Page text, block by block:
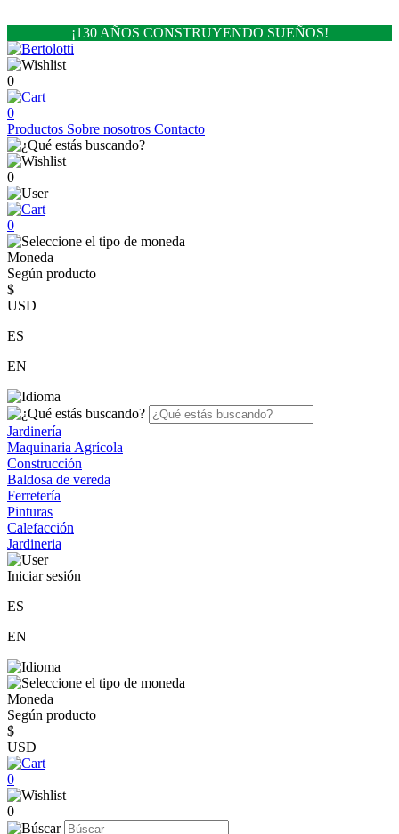
¡130 AÑOS CONSTRUYENDO SUEÑOS!
0
0
Productos Sobre nosotros Contacto
0
0
Moneda
Según producto
$
USD
ES
EN
Jardinería
Maquinaria Agrícola
Construcción
Baldosa de vereda
Ferretería
Pinturas
Calefacción
Jardineria
Iniciar sesión
ES
EN
Moneda
Según producto
$
USD
0
0